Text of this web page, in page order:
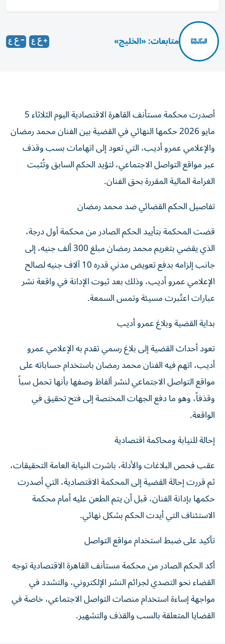
متابعات: «الخليج»
أصدرت محكمة مستأنف القاهرة الاقتصادية اليوم الثلاثاء 5
مايو 2026 حكمها النهائي في القضية بين الفنان محمد رمضان
والإعلامي عمرو أديب، التي تعود إلى اتهامات بسب وقذف
عبر مواقع التواصل الاجتماعي، لتؤيد الحكم السابق وتُثبت
الغرامة المالية المقررة بحق الفنان.
تفاصيل الحكم القضائي ضد محمد رمضان
قضت المحكمة بتأييد الحكم الصادر من محكمة أول درجة،
الذي يقضي بتغريم محمد رمضان مبلغ 300 ألف جنيه، إلى
جانب إلزامه بدفع تعويض مدني قدره 10 آلاف جنيه لصالح
الإعلامي عمرو أديب، وذلك بعد ثبوت الإدانة في واقعة نشر
عبارات اعتُبرت مسيئة وتمس السمعة.
بداية القضية وبلاغ عمرو أديب
تعود أحداث القضية إلى بلاغ رسمي تقدم به الإعلامي عمرو
أديب، اتهم فيه الفنان محمد رمضان باستخدام حساباته على
مواقع التواصل الاجتماعي لنشر ألفاظ وصفها بأنها تحمل سباً
وقذفاً، وهو ما دفع الجهات المختصة إلى فتح تحقيق في
الواقعة.
إحالة للنيابة ومحاكمة اقتصادية
عقب فحص البلاغات والأدلة، باشرت النيابة العامة التحقيقات،
ثم قررت إحالة القضية إلى المحكمة الاقتصادية، التي أصدرت
حكمها بإدانة الفنان، قبل أن يتم الطعن عليه أمام محكمة
الاستئناف التي أيدت الحكم بشكل نهائي.
تأكيد على ضبط استخدام مواقع التواصل
أكد الحكم الصادر من محكمة مستأنف القاهرة الاقتصادية توجه
القضاء نحو التصدي لجرائم النشر الإلكتروني، والتشدد في
مواجهة إساءة استخدام منصات التواصل الاجتماعي، خاصة في
القضايا المتعلقة بالسب والقذف والتشهير.